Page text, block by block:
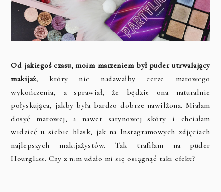
Od jakiegoś czasu, moim marzeniem był puder utrwalający
makijaż, który nie nadawałby cerze matowego
wykończenia, a sprawiał, że będzie ona naturalnie
połyskująca, jakby była bardzo dobrze nawilżona. Miałam
dosyć matowej, a nawet satynowej skóry i chciałam
widzieć u siebie blask, jak na Instagramowych zdjęciach
najlepszych makijażystów. Tak trafiłam na puder
Hourglass. Czy z nim udało mi się osiągnąć taki efekt?